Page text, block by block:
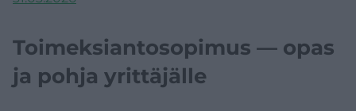
Toimeksiantosopimus — opas
ja pohja yrittäjälle